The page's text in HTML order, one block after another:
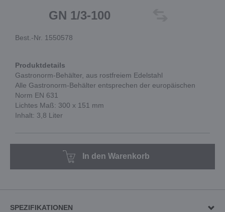
GN 1/3-100
Best.-Nr. 1550578
Produktdetails
Gastronorm-Behälter, aus rostfreiem Edelstahl
Alle Gastronorm-Behälter entsprechen der europäischen
Norm EN 631
Lichtes Maß: 300 x 151 mm
Inhalt: 3,8 Liter
In den Warenkorb
SPEZIFIKATIONEN